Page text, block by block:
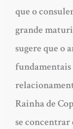
que o
grande
sugere que o
fundamentais
Rainha de
se concentrar